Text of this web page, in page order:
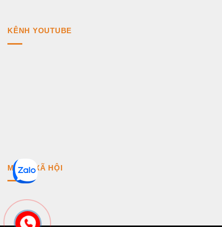
KÊNH YOUTUBE
MẠNG XÃ HỘI